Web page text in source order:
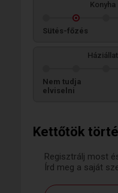
Kettőtök
Regisztrálj most
Írd meg a saját
Konyha
Sütés-főzés
Háziállat
Nem tudja
elviselni